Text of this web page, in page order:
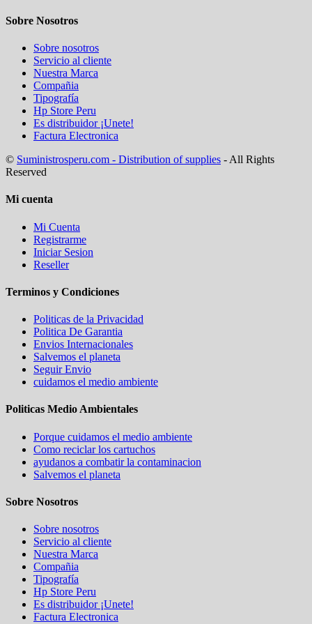
Sobre Nosotros
Sobre nosotros
Servicio al cliente
Nuestra Marca
Compañia
Tipografía
Hp Store Peru
Es distribuidor ¡Unete!
Factura Electronica
© Suministrosperu.com - Distribution of supplies - All Rights
Reserved
Mi cuenta
Mi Cuenta
Registrarme
Iniciar Sesion
Reseller
Terminos y Condiciones
Politicas de la Privacidad
Politica De Garantia
Envios Internacionales
Salvemos el planeta
Seguir Envio
cuidamos el medio ambiente
Politicas Medio Ambientales
Porque cuidamos el medio ambiente
Como reciclar los cartuchos
ayudanos a combatir la contaminacion
Salvemos el planeta
Sobre Nosotros
Sobre nosotros
Servicio al cliente
Nuestra Marca
Compañia
Tipografía
Hp Store Peru
Es distribuidor ¡Unete!
Factura Electronica